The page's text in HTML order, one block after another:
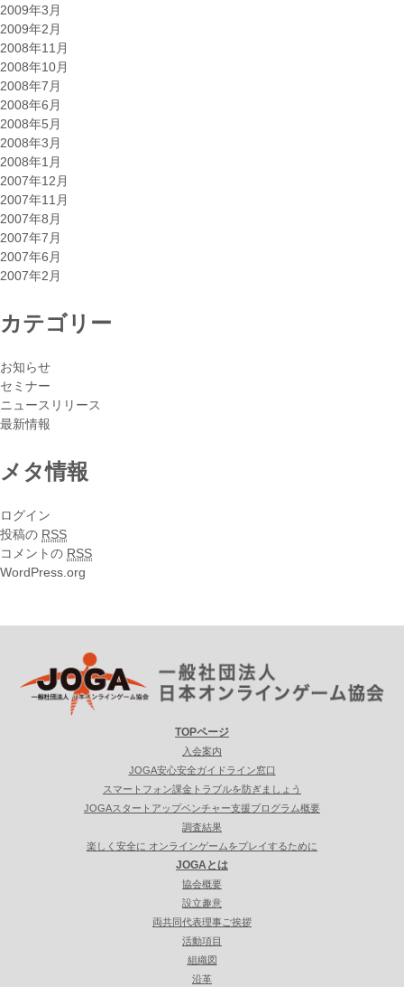
2009年3月
2009年2月
2008年11月
2008年10月
2008年7月
2008年6月
2008年5月
2008年3月
2008年1月
2007年12月
2007年11月
2007年8月
2007年7月
2007年6月
2007年2月
カテゴリー
お知らせ
セミナー
ニュースリリース
最新情報
メタ情報
ログイン
投稿の RSS
コメントの RSS
WordPress.org
TOPページ
入会案内
JOGA安心安全ガイドライン窓口
スマートフォン課金トラブルを防ぎましょう
JOGAスタートアップベンチャー支援プログラム概要
調査結果
楽しく安全に オンラインゲームをプレイするために
JOGAとは
協会概要
設立趣意
両共同代表理事ご挨拶
活動項目
組織図
沿革